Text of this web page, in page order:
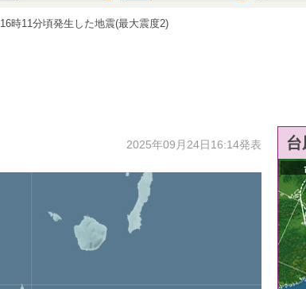
16時11分頃発生した地震(最大震度2)
2025年09月24日16:14発表